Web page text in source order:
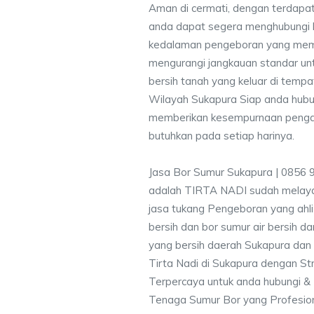
Aman di cermati, dengan
anda dapat segera menghubungi
kedalaman pengeboran yang
mengurangi jangkauan standar
bersih tanah yang keluar di
Wilayah Sukapura Siap anda
memberikan kesempurnaan
butuhkan pada setiap harinya.
Jasa Bor Sumur Sukapura |
adalah TIRTA NADI sudah
jasa tukang Pengeboran yang
bersih dan bor sumur air bersih
yang bersih daerah Sukapura
Tirta Nadi di Sukapura dengan
Terpercaya untuk anda hubungi
Tenaga Sumur Bor yang